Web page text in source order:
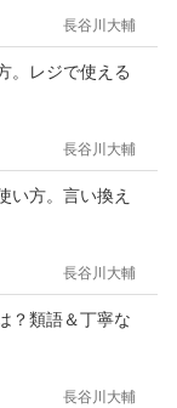
長谷川大輔
。レジで使える
長谷川大輔
い方。言い換え
長谷川大輔
？類語＆丁寧な
長谷川大輔